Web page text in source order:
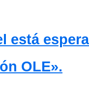
está
OLE».